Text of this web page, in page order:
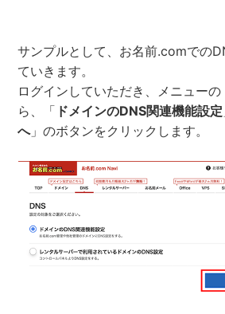
サンプルとして、お名前.comでの
ていきます。
ログインしていただき、メニューの
ら、「 ドメインのDNS関連機能設定
へ」のボタンをクリックします。